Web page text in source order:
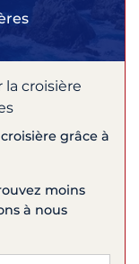
la croisière
grâce à
moins
à nous